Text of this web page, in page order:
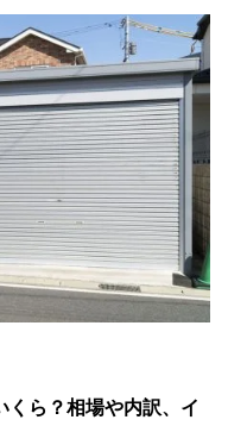
くら？相場や内訳、イ